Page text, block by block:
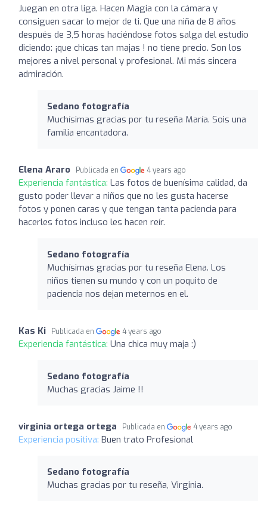
Juegan en otra liga. Hacen Magia con la cámara y
consiguen sacar lo mejor de ti. Que una niña de 8 años
después de 3,5 horas haciéndose fotos salga del estudio
diciendo: ¡que chicas tan majas ! no tiene precio. Son los
mejores a nivel personal y profesional. Mi más sincera
admiración.
Sedano fotografía
Muchísimas gracias por tu reseña María. Sois una
familia encantadora.
Elena Araro Publicada en 4 years ago
Experiencia fantástica: Las fotos de buenísima calidad, da
gusto poder llevar a niños que no les gusta hacerse
fotos y ponen caras y que tengan tanta paciencia para
hacerles fotos incluso les hacen reír.
Sedano fotografía
Muchísimas gracias por tu reseña Elena. Los
niños tienen su mundo y con un poquito de
paciencia nos dejan meternos en el.
Kas Ki Publicada en 4 years ago
Experiencia fantástica: Una chica muy maja :)
Sedano fotografía
Muchas gracias Jaime !!
virginia ortega ortega Publicada en 4 years ago
Experiencia positiva: Buen trato Profesional
Sedano fotografía
Muchas gracias por tu reseña, Virginia.